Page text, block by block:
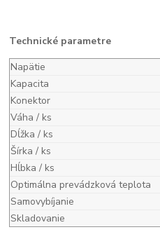
Technické parametre
Napätie
Kapacita
Konektor
Váha / ks
Dĺžka / ks
Šírka / ks
Hĺbka / ks
Optimálna prevádzková teplota
Samovybíjanie
Skladovanie